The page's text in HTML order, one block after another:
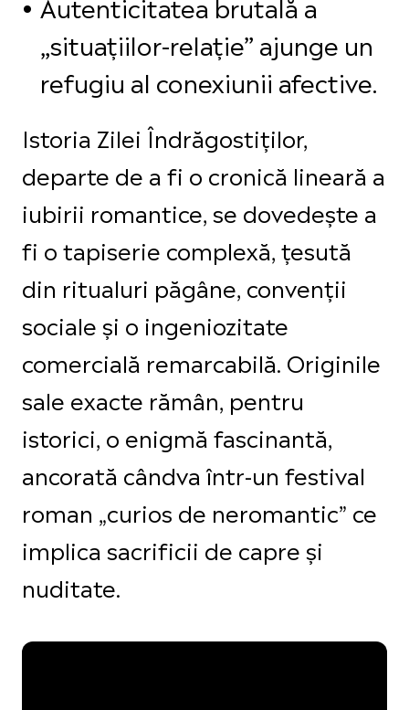
„situațiilor-relație” ajunge un
refugiu al conexiunii afective.
Istoria Zilei Îndrăgostiților,
departe de a fi o cronică lineară a
iubirii romantice, se dovedește a
fi o tapiserie complexă, țesută
din ritualuri păgâne, convenții
sociale și o ingeniozitate
comercială remarcabilă. Originile
sale exacte rămân, pentru
istorici, o enigmă fascinantă,
ancorată cândva într-un festival
roman „curios de neromantic” ce
implica sacrificii de capre și
nuditate.